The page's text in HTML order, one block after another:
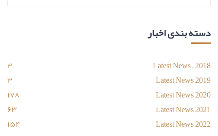
دسته بندی اخبار
Latest News – 2018
۳
Latest News 2019
۳
Latest News 2020
۱۷۸
Latest News 2021
۶۳
Latest News 2022
۱۵۴